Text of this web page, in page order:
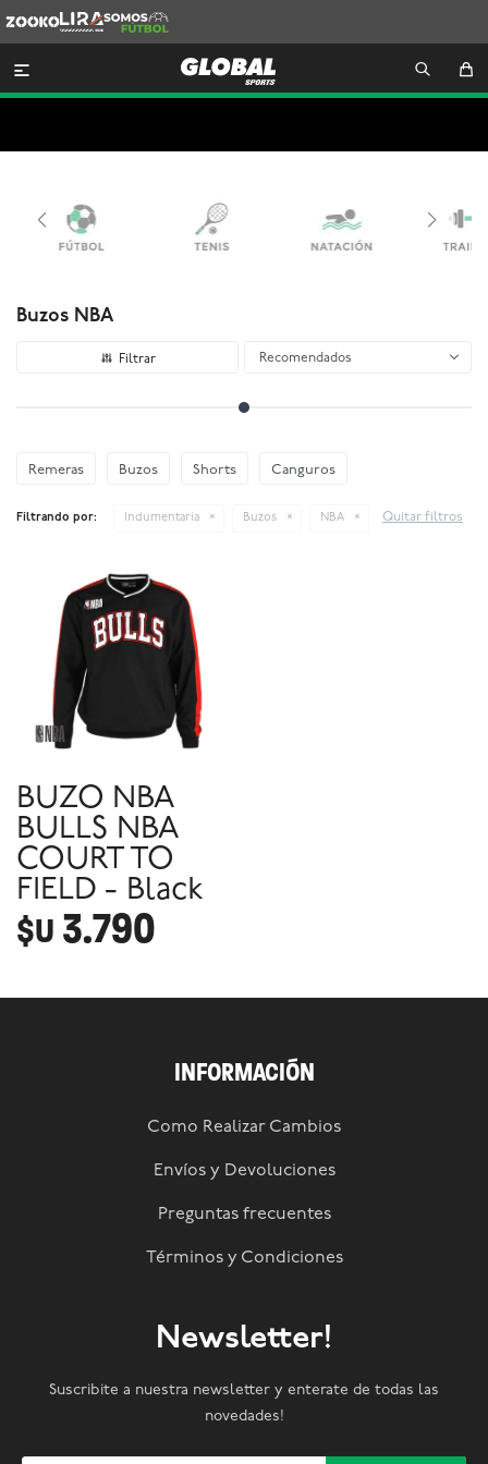
Lira
Somos
Futbol

Buzos NBA
Recomendados
Remeras Buzos Shorts Canguros
Filtrando por: Indumentaria Buzos NBA Quitar filtros
BUZO NBA
BULLS NBA
COURT TO
FIELD - Black
$U 3.790
INFORMACIÓN
Como Realizar Cambios
Envíos y Devoluciones
Preguntas frecuentes
Términos y Condiciones
Newsletter!
Suscribite a nuestra newsletter y enterate de todas las
novedades!